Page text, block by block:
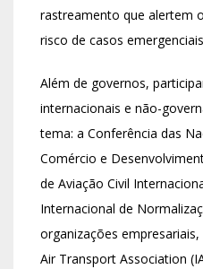
rastreamento que alertem
risco de casos
Além de governos,
internacionais e não-
tema: a Conferência das
Comércio e
de Aviação Civil
Internacional de
organizações
Air Transport Association